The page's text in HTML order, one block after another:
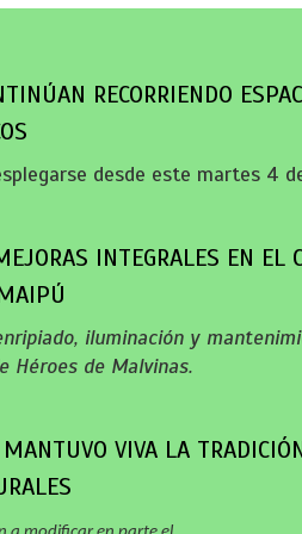
RECORRIENDO
desde este martes 4
INTEGRALES EN EL
iluminación y
Héroes de Malvinas.
VIVA LA